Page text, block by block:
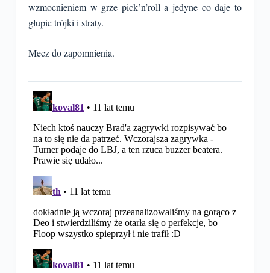
wzmocnieniem w grze pick’n’roll a jedyne co daje to
głupie trójki i straty.
Mecz do zapomnienia.